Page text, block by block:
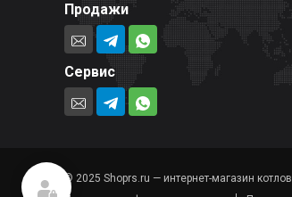
Продажи
Сервис
© 2025 Shoprs.ru — интернет-магазин